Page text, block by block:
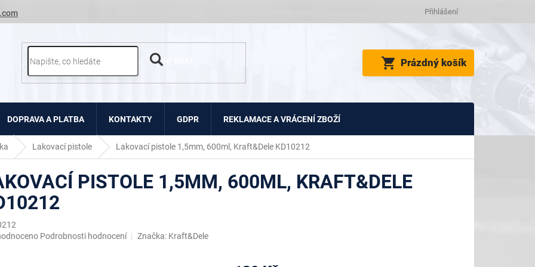
Přihlášení
NÁKUPNÍ
KOŠÍK
Prázdný košík
DOPRAVA A PLATBA KONTAKTY GDPR REKLAMACE A VRÁCENÍ ZBOŽÍ
Lakovací pistole Lakovací pistole 1,5mm, 600ml, Kraft&Dele KD10212
PISTOLE 1,5MM, 600ML, KRAFT&DELE
Podrobnosti hodnocení Značka: Kraft&Dele